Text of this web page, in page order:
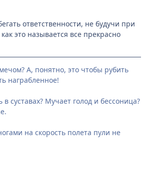
ответственности, не будучи при
это называется все прекрасно
А, понятно, это чтобы рубить
награбленное!
в суставах? Мучает голод и бессоница?
на скорость полета пули не